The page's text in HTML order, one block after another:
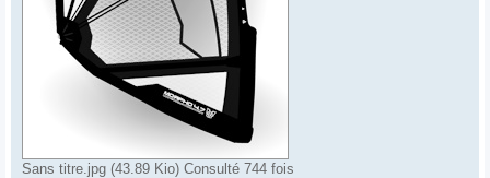
Sans titre.jpg (43.89 Kio) Consulté 744 fois